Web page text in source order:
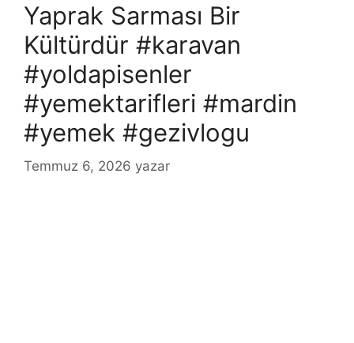
Yaprak Sarması Bir
Kültürdür #karavan
#yoldapisenler
#yemektarifleri #mardin
#yemek #gezivlogu
Temmuz 6, 2026 yazar